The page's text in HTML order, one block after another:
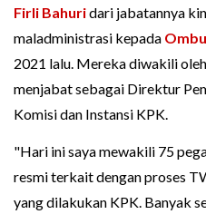
Firli Bahuridari jabatannya
maladministrasi kepada
2021 lalu. Mereka diwakili
menjabat sebagai Direktur
Komisi dan Instansi KPK.
"Hari ini saya mewakili 75
resmi terkait dengan proses
yang dilakukan KPK. Banyak